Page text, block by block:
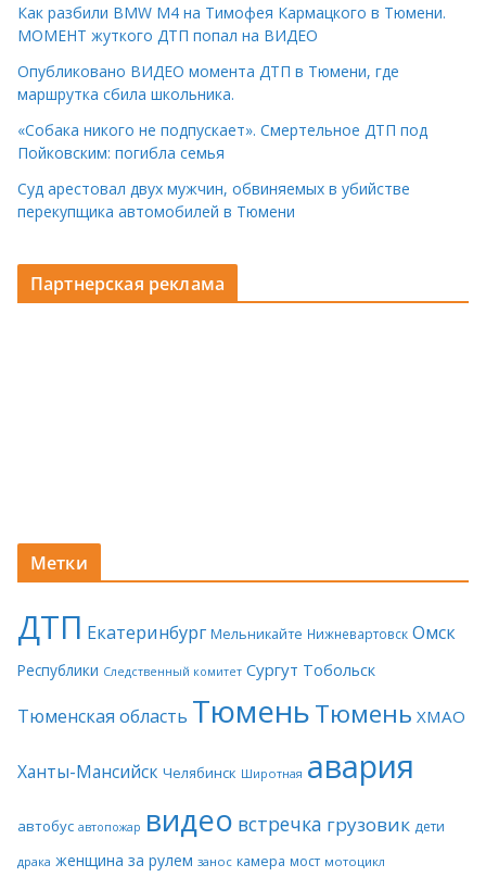
Как разбили BMW M4 на Тимофея Кармацкого в Тюмени.
МОМЕНТ жуткого ДТП попал на ВИДЕО
Опубликовано ВИДЕО момента ДТП в Тюмени, где
маршрутка сбила школьника.
«Собака никого не подпускает». Смертельное ДТП под
Пойковским: погибла семья
Суд арестовал двух мужчин, обвиняемых в убийстве
перекупщика автомобилей в Тюмени
Партнерская реклама
Метки
ДТП Екатеринбург Мельникайте Нижневартовск Омск
Республики Следственный комитет Сургут Тобольск
Тюменская область ТюменьТюмень ХМАО
Ханты-Мансийск Челябинск Широтная авария
автобус автопожар видео встречка грузовик дети
драка женщина за рулем занос камера мост мотоцикл